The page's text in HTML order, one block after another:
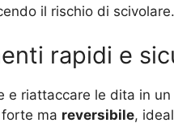
il rischio di scivolare.
rapidi e
e riattaccare le dita in
ma reversibile,